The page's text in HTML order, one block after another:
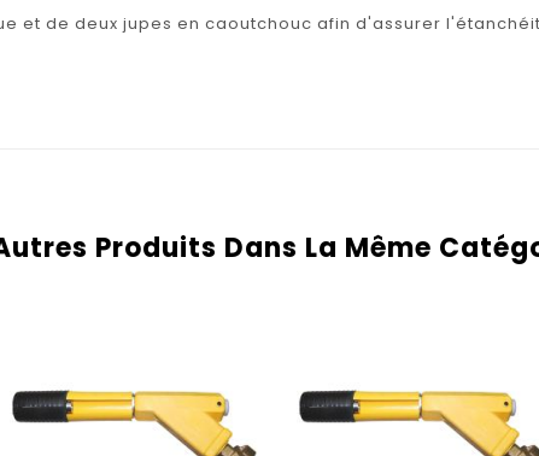
et de deux jupes en caoutchouc afin d'assurer
Produits Dans La Même